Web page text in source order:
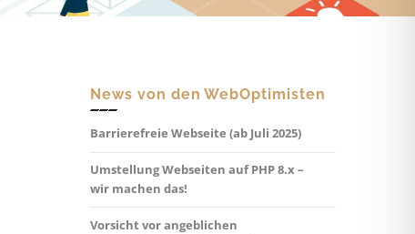
News von den WebOptimisten
Barrierefreie Webseite (ab Juli 2025)
Umstellung Webseiten auf PHP 8.x –
wir machen das!
Vorsicht vor angeblichen